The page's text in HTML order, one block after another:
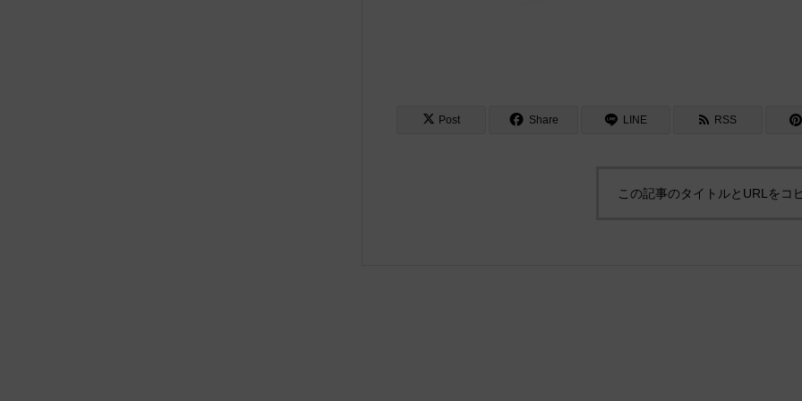
Post Share LINE RSS
この記事のタイトルとURLをコ